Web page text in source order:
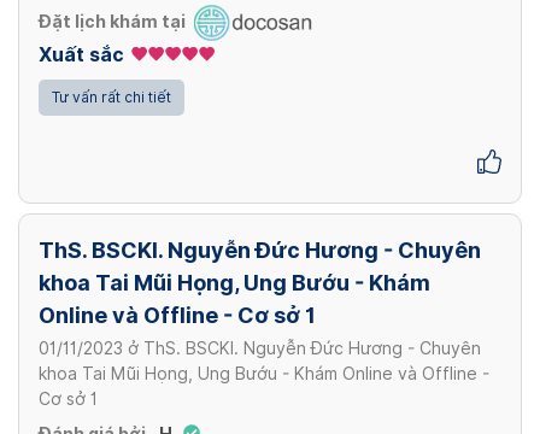
Đặt lịch khám tại
Xuất sắc
Tư vấn rất chi tiết
ThS. BSCKI. Nguyễn Đức Hương - Chuyên
khoa Tai Mũi Họng, Ung Bướu - Khám
Online và Offline - Cơ sở 1
01/11/2023 ở ThS. BSCKI. Nguyễn Đức Hương - Chuyên
khoa Tai Mũi Họng, Ung Bướu - Khám Online và Offline -
Cơ sở 1